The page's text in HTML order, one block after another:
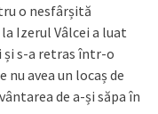
o nesfârșită
Izerul Vâlcei a luat
și s-a retras într-o
nu avea un locaș de
de a-și săpa în